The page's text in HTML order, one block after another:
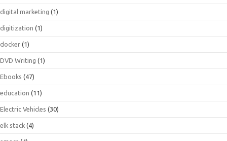
digital marketing (1)
digitization (1)
docker (1)
DVD Writing (1)
Ebooks (47)
education (11)
Electric Vehicles (30)
elk stack (4)